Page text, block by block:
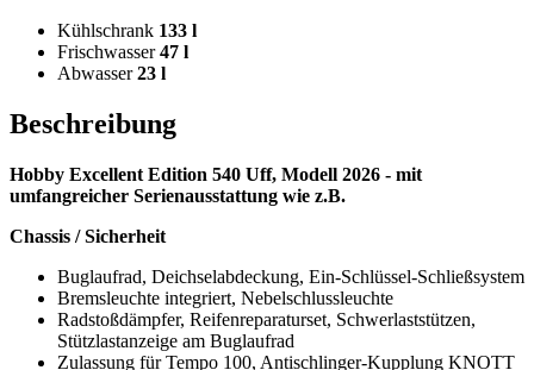
Kühlschrank 133 l
Frischwasser 47 l
Abwasser 23 l
Beschreibung
Hobby Excellent Edition 540 Uff, Modell 2026 - mit
umfangreicher Serienausstattung wie z.B.
Chassis / Sicherheit
Buglaufrad, Deichselabdeckung, Ein-Schlüssel-Schließsystem
Bremsleuchte integriert, Nebelschlussleuchte
Radstoßdämpfer, Reifenreparaturset, Schwerlaststützen,
Stützlastanzeige am Buglaufrad
Zulassung für Tempo 100, Antischlinger-Kupplung KNOTT